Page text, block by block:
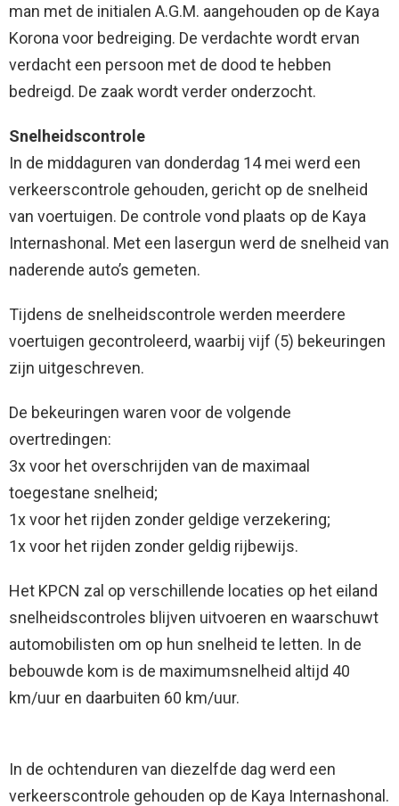
man met de initialen A.G.M. aangehouden op de Kaya
Korona voor bedreiging. De verdachte wordt ervan
verdacht een persoon met de dood te hebben
bedreigd. De zaak wordt verder onderzocht.
Snelheidscontrole
In de middaguren van donderdag 14 mei werd een
verkeerscontrole gehouden, gericht op de snelheid
van voertuigen. De controle vond plaats op de Kaya
Internashonal. Met een lasergun werd de snelheid van
naderende auto’s gemeten.
Tijdens de snelheidscontrole werden meerdere
voertuigen gecontroleerd, waarbij vijf (5) bekeuringen
zijn uitgeschreven.
De bekeuringen waren voor de volgende
overtredingen:
3x voor het overschrijden van de maximaal
toegestane snelheid;
1x voor het rijden zonder geldige verzekering;
1x voor het rijden zonder geldig rijbewijs.
Het KPCN zal op verschillende locaties op het eiland
snelheidscontroles blijven uitvoeren en waarschuwt
automobilisten om op hun snelheid te letten. In de
bebouwde kom is de maximumsnelheid altijd 40
km/uur en daarbuiten 60 km/uur.
In de ochtenduren van diezelfde dag werd een
verkeerscontrole gehouden op de Kaya Internashonal.